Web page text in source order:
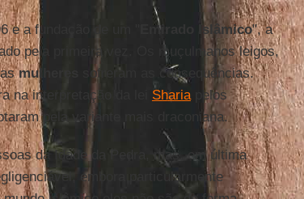
e a fundação de um " Emirado Islâmico", a
pela primeira vez. Os muçulmanos leigos,
asmulheres
sofreram as consequências.
na interpretação da lei Shariapelos
pela variante mais draconiana.
da Idade da Pedra, mas, em última
embora particularmente